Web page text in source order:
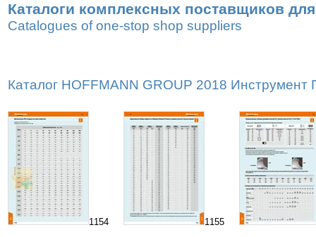
Каталоги комплексных поставщиков
Catalogues of one-stop shop suppliers
Каталог HOFFMANN GROUP 2018
1154 1155